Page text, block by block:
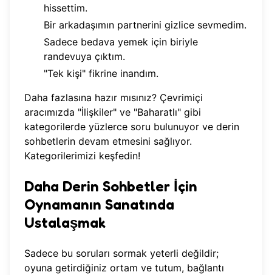
hissettim.
Bir arkadaşımın partnerini gizlice sevmedim.
Sadece bedava yemek için biriyle
randevuya çıktım.
"Tek kişi" fikrine inandım.
Daha fazlasına hazır mısınız? Çevrimiçi
aracımızda "İlişkiler" ve "Baharatlı" gibi
kategorilerde yüzlerce soru bulunuyor ve derin
sohbetlerin devam etmesini sağlıyor.
Kategorilerimizi keşfedin!
Daha Derin Sohbetler İçin
Oynamanın Sanatında
Ustalaşmak
Sadece bu soruları sormak yeterli değildir;
oyuna getirdiğiniz ortam ve tutum, bağlantı